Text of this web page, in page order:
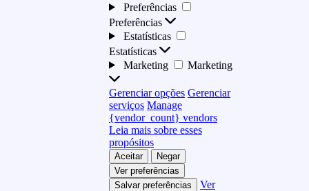
Preferências
Preferências
Estatísticas
Estatísticas
Marketing
Marketing
Gerenciar opções Gerenciar
serviços Manage
{vendor_count} vendors
Leia mais sobre esses
propósitos
Aceitar
Negar
Ver preferências
Salvar preferências
Ver